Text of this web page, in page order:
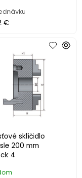
€
sklíčidlo
200 mm
4